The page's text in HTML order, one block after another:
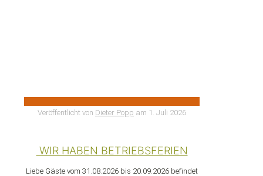
Veröffentlicht von Dieter Popp am 1. Juli 2026
WIR HABEN BETRIEBSFERIEN
Liebe Gäste vom 31.08.2026 bis 20.09.2026 befindet